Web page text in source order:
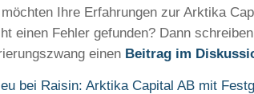
Ihre Erfahrungen zur Arktika
einen Fehler gefunden? Dann
einen Beitrag im
bei Raisin: Arktika Capital AB mit